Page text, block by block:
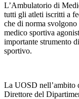
L’Ambulatorio di
tutti gli atleti iscritti a
che di norma
medico sportiva
importante strumento
sportivo.
La UOSD nell’ambito
Direttore del